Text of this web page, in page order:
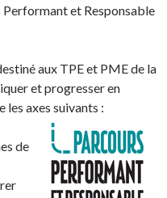
et Responsable
aux TPE et PME de la
et progresser en
les axes suivants :
de